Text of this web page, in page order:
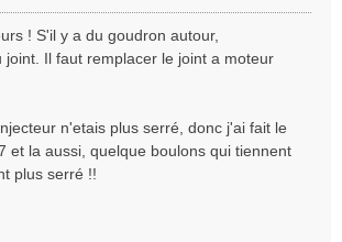
! S'il y a du goudron autour,
joint. Il faut remplacer le joint a moteur
n'etais plus serré, donc j'ai fait le
et la aussi, quelque boulons qui tiennent
plus serré !!